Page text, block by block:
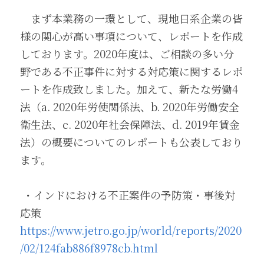
まず本業務の一環として、現地日系企業の皆
様の関心が高い事項について、レポートを作成
しております。2020年度は、ご相談の多い分
野である不正事件に対する対応策に関するレポ
ートを作成致しました。加えて、新たな労働4
法（a. 2020年労使関係法、b. 2020年労働安全
衛生法、c. 2020年社会保障法、d. 2019年賃金
法）の概要についてのレポートも公表しており
ます。
https://www.jetro.go.jp/world/reports/2020
/02/124fab886f8978cb.html